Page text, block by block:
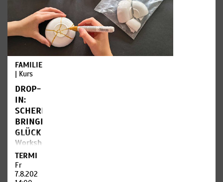
FAMILIE+KINDER
| Kurs
DROP-
IN:
SCHERBEN
BRINGEN
GLÜCK
Workshop
|
Werkstatt
Das
TERMIN
Fr
7.8.2026,